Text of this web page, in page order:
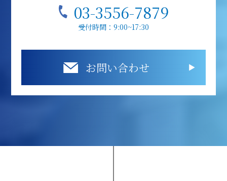
03-3556-7879
受付時間：9:00~17:30
お問い合わせ